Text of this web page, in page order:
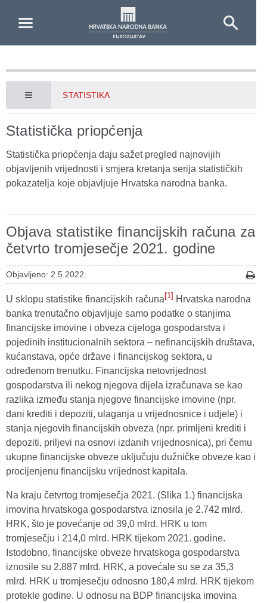
STATISTIKA
Statistička priopćenja
Statistička priopćenja daju sažet pregled najnovijih
objavljenih vrijednosti i smjera kretanja serija statističkih
pokazatelja koje objavljuje Hrvatska narodna banka.
Objava statistike financijskih računa za
četvrto tromjesečje 2021. godine
Objavljeno: 2.5.2022.
U sklopu statistike financijskih računa [1] Hrvatska narodna
banka trenutačno objavljuje samo podatke o stanjima
financijske imovine i obveza cijeloga gospodarstva i
pojedinih institucionalnih sektora – nefinancijskih društava,
kućanstava, opće države i financijskog sektora, u
određenom trenutku. Financijska netovrijednost
gospodarstva ili nekog njegova dijela izračunava se kao
razlika između stanja njegove financijske imovine (npr.
dani krediti i depoziti, ulaganja u vrijednosnice i udjele) i
stanja njegovih financijskih obveza (npr. primljeni krediti i
depoziti, priljevi na osnovi izdanih vrijednosnica), pri čemu
ukupne financijske obveze uključuju dužničke obveze kao i
procijenjenu financijsku vrijednost kapitala.
Na kraju četvrtog tromjesečja 2021. (Slika 1.) financijska
imovina hrvatskoga gospodarstva iznosila je 2.742 mlrd.
HRK, što je povećanje od 39,0 mlrd. HRK u tom
tromjesečju i 214,0 mlrd. HRK tijekom 2021. godine.
Istodobno, financijske obveze hrvatskoga gospodarstva
iznosile su 2.887 mlrd. HRK, a povećale su se za 35,3
mlrd. HRK u tromjesečju odnosno 180,4 mlrd. HRK tijekom
protekle godine. U odnosu na BDP financijska imovina